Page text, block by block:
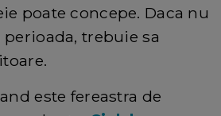
poate concepe. Daca nu
trebuie sa
este fereastra de